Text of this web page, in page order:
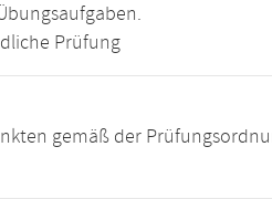
Prüfung
gemäß der